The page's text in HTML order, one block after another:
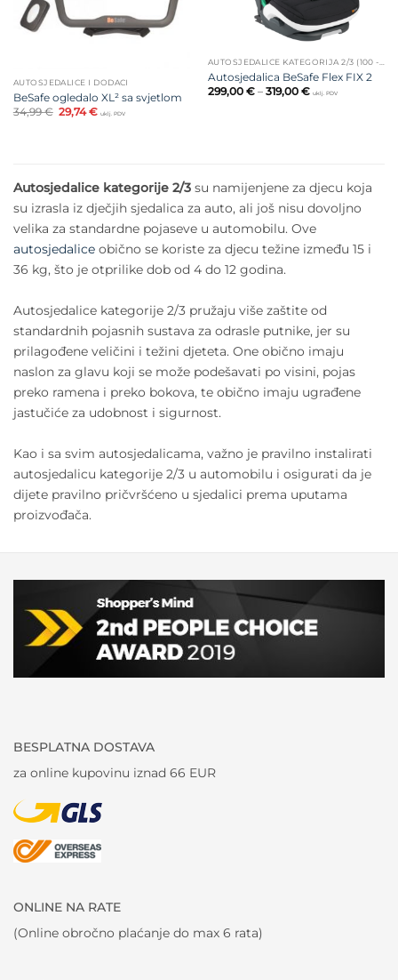
AUTOSJEDALICE I DODACI
BeSafe ogledalo XL² sa svjetlom
34,99€ Izvorna
cijena
29,74€Trenutna
uklj. PDV
AUTOSJEDALICE KATEGORIJA 2/3 (100 - 150 CM)
Autosjedalica BeSafe Flex FIX 2
299,00 € – 319,00 €Raspon
uklj. PDV
Autosjedalice kategorije 2/3 su namijenjene za djecu koja
su izrasla iz dječjih sjedalica za auto, ali još nisu dovoljno
velika za standardne pojaseve u automobilu. Ove
autosjedalice obično se koriste za djecu težine između 15 i
36 kg, što je otprilike dob od 4 do 12 godina.
Autosjedalice kategorije 2/3 pružaju više zaštite od
standardnih pojasnih sustava za odrasle putnike, jer su
prilagođene veličini i težini djeteta. One obično imaju
naslon za glavu koji se može podešavati po visini, pojas
preko ramena i preko bokova, te obično imaju ugrađene
jastučiće za udobnost i sigurnost.
Kao i sa svim autosjedalicama, važno je pravilno instalirati
autosjedalicu kategorije 2/3 u automobilu i osigurati da je
dijete pravilno pričvršćeno u sjedalici prema uputama
proizvođača.
BESPLATNA DOSTAVA
za online kupovinu iznad 66 EUR
ONLINE NA RATE
(Online obročno plaćanje do max 6 rata)